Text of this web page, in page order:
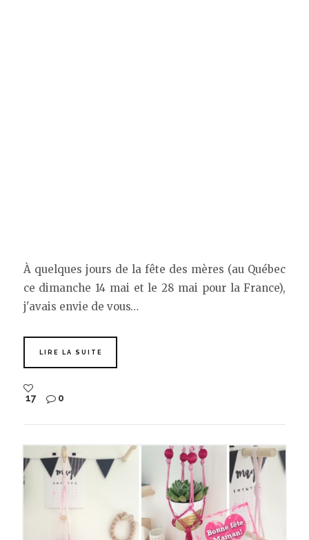
À quelques jours de la fête des mères (au Québec
ce dimanche 14 mai et le 28 mai pour la France),
j'avais envie de vous…
LIRE LA SUITE
17 0